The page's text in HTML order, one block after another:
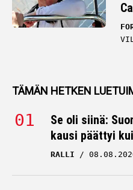
TÄMÄN HETKEN
Se oli siinä:
kausi päättyi
RALLI